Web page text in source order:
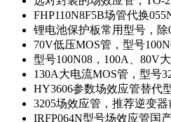
FHP110N8F5B场管代换
锂电池保护板常用型号，除
70V低压MOS管，型号
型号100N08，100A、80V
130A大电流MOS管，型号
HY3606参数场效应管替代
3205场效应管，推荐逆变
IRFP064N型号场效应管国